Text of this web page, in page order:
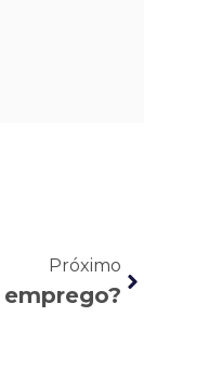
Próximo